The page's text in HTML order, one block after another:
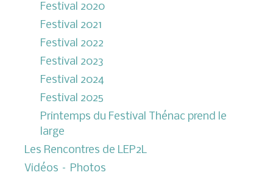
Festival 2020
Festival 2021
Festival 2022
Festival 2023
Festival 2024
Festival 2025
Printemps du Festival Thénac prend le
large
Les Rencontres de LEP2L
Vidéos – Photos